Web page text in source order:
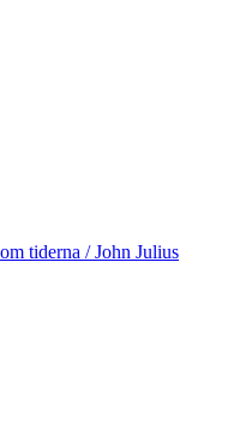
tiderna / John Julius